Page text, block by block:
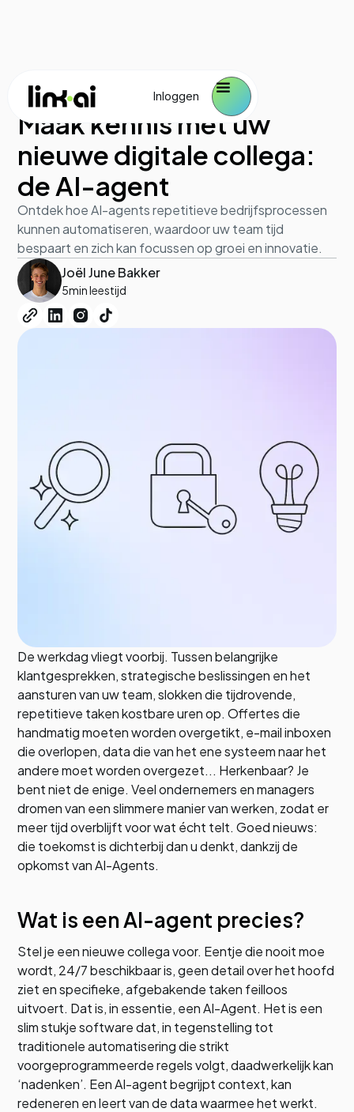
Inloggen
AI agents July 4, 2025
Maak kennis met uw
nieuwe digitale collega:
de AI-agent
Ontdek hoe AI-agents repetitieve bedrijfsprocessen
kunnen automatiseren, waardoor uw team tijd
bespaart en zich kan focussen op groei en innovatie.
Joël June Bakker
5min leestijd
De werkdag vliegt voorbij. Tussen belangrijke
klantgesprekken, strategische beslissingen en het
aansturen van uw team, slokken die tijdrovende,
repetitieve taken kostbare uren op. Offertes die
handmatig moeten worden overgetikt, e-mail inboxen
die overlopen, data die van het ene systeem naar het
andere moet worden overgezet... Herkenbaar? Je
bent niet de enige. Veel ondernemers en managers
dromen van een slimmere manier van werken, zodat er
meer tijd overblijft voor wat écht telt. Goed nieuws:
die toekomst is dichterbij dan u denkt, dankzij de
opkomst van AI-Agents.
Wat is een AI-agent precies?
Stel je een nieuwe collega voor. Eentje die nooit moe
wordt, 24/7 beschikbaar is, geen detail over het hoofd
ziet en specifieke, afgebakende taken feilloos
uitvoert. Dat is, in essentie, een AI-Agent. Het is een
slim stukje software dat, in tegenstelling tot
traditionele automatisering die strikt
voorgeprogrammeerde regels volgt, daadwerkelijk kan
‘nadenken’. Een AI-agent begrijpt context, kan
redeneren en leert van de data waarmee het werkt.